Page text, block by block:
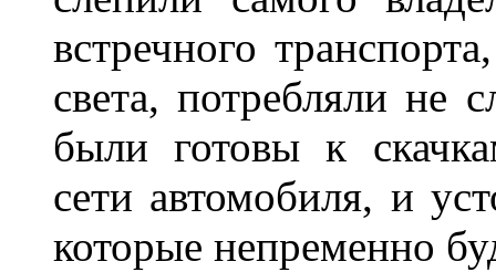
встречного
света, потребляли не
были готовы к
сети автомобиля, и
которые непременно